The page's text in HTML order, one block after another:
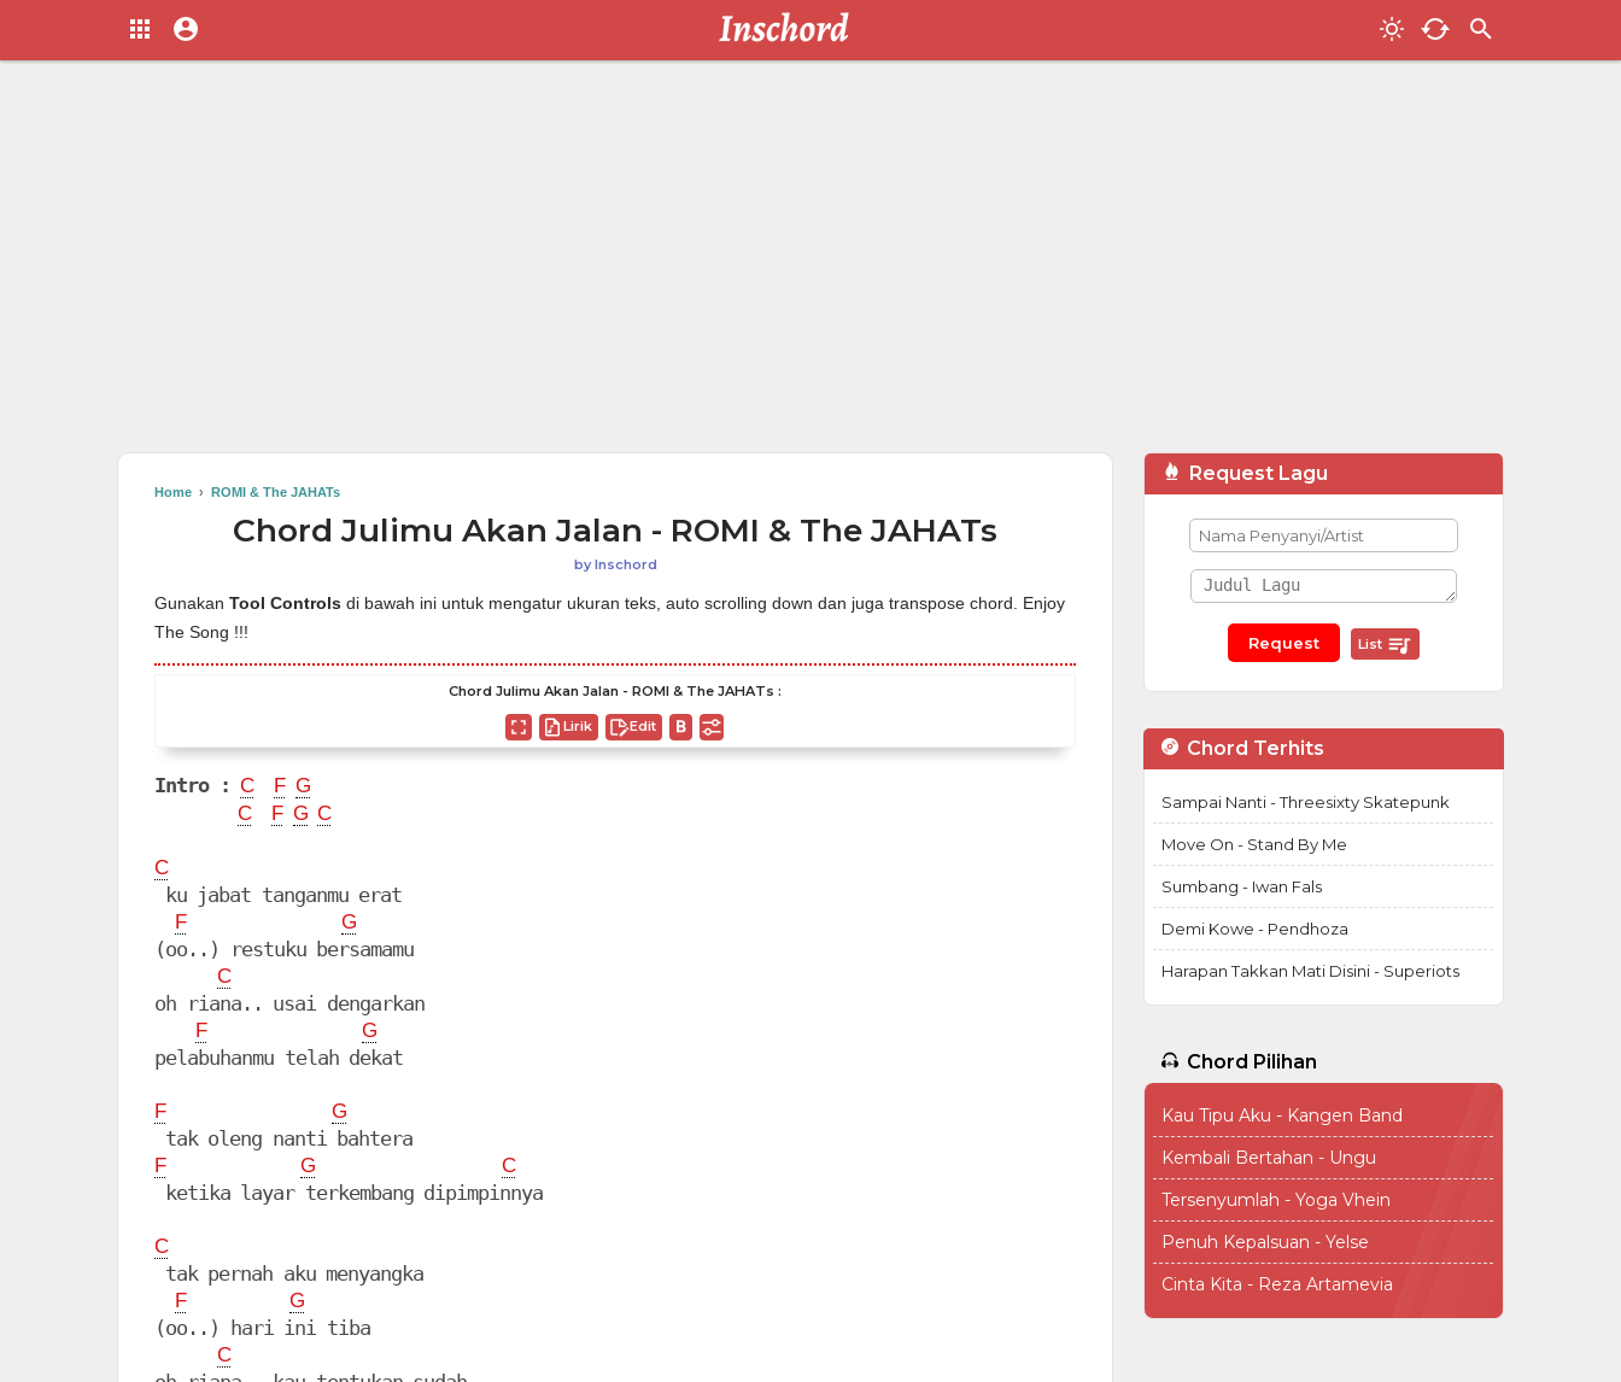
Home › ROMI & The JAHATs
Chord Julimu Akan Jalan - ROMI & The JAHATs
byInschord
Gunakan Tool Controls di bawah ini untuk mengatur ukuran teks, auto scrolling down dan juga transpose chord. Enjoy
The Song !!!
Chord Julimu Akan Jalan - ROMI & The JAHATs :
Lirik Edit
Intro : C F G
C
F G C
C
ku jabat tanganmu erat
F G
(oo..) restuku bersamamu
C
oh riana.. usai dengarkan
F G
F G
F G C
ketika layar terkembang dipimpinnya
C
tak pernah aku menyangka
F G
(oo..) hari ini tiba
C
Request Lagu
List
Chord Terhits
Sampai Nanti - Threesixty Skatepunk
Move On - Stand By Me
Sumbang - Iwan Fals
Demi Kowe - Pendhoza
Harapan Takkan Mati Disini - Superiots
Chord Pilihan
Kau Tipu Aku - Kangen Band
Kembali Bertahan - Ungu
Tersenyumlah - Yoga Vhein
Penuh Kepalsuan - Yelse
Cinta Kita - Reza Artamevia